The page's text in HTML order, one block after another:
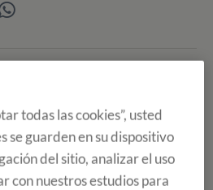
about the earth and the
it very well! The winner has
todas las cookies”, usted
se guarden en su dispositivo
del sitio, analizar el uso
con nuestros estudios para